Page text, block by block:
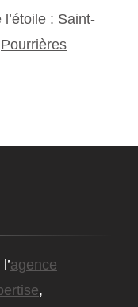
: Saint-
Pourrières
agence
,